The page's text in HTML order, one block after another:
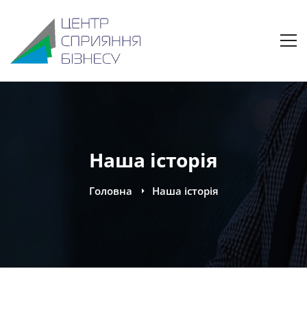
Наша історія
Головна Наша історія